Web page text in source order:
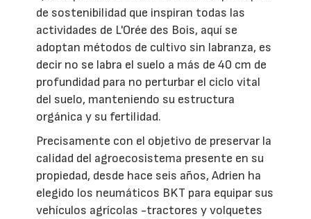
de sostenibilidad que inspiran todas las
actividades de L'Orée des Bois, aquí se
adoptan métodos de cultivo sin labranza, es
decir no se labra el suelo a más de 40 cm de
profundidad para no perturbar el ciclo vital
del suelo, manteniendo su estructura
orgánica y su fertilidad.
Precisamente con el objetivo de preservar la
calidad del agroecosistema presente en su
propiedad, desde hace seis años, Adrien ha
elegido los neumáticos BKT para equipar sus
vehículos agrícolas -tractores y volquetes